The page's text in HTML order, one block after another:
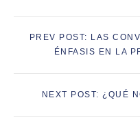
PREV POST: LAS
ÉNFASIS EN LA
NEXT POST: ¿QUÉ